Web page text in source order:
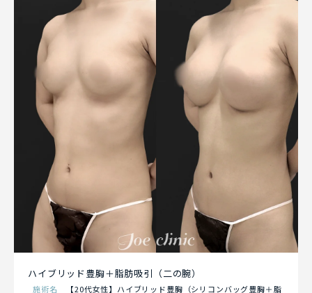
ハイブリッド豊胸＋脂肪吸引（二の腕）
施術名
【20代女性】ハイブリッド豊胸（シリコンバッグ豊胸＋脂